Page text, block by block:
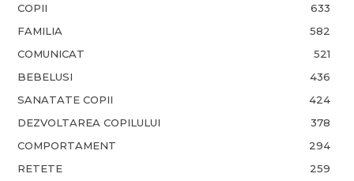
COPII
633
FAMILIA
582
COMUNICAT
521
BEBELUSI
436
SANATATE COPII
424
DEZVOLTAREA COPILULUI
378
COMPORTAMENT
294
RETETE
259